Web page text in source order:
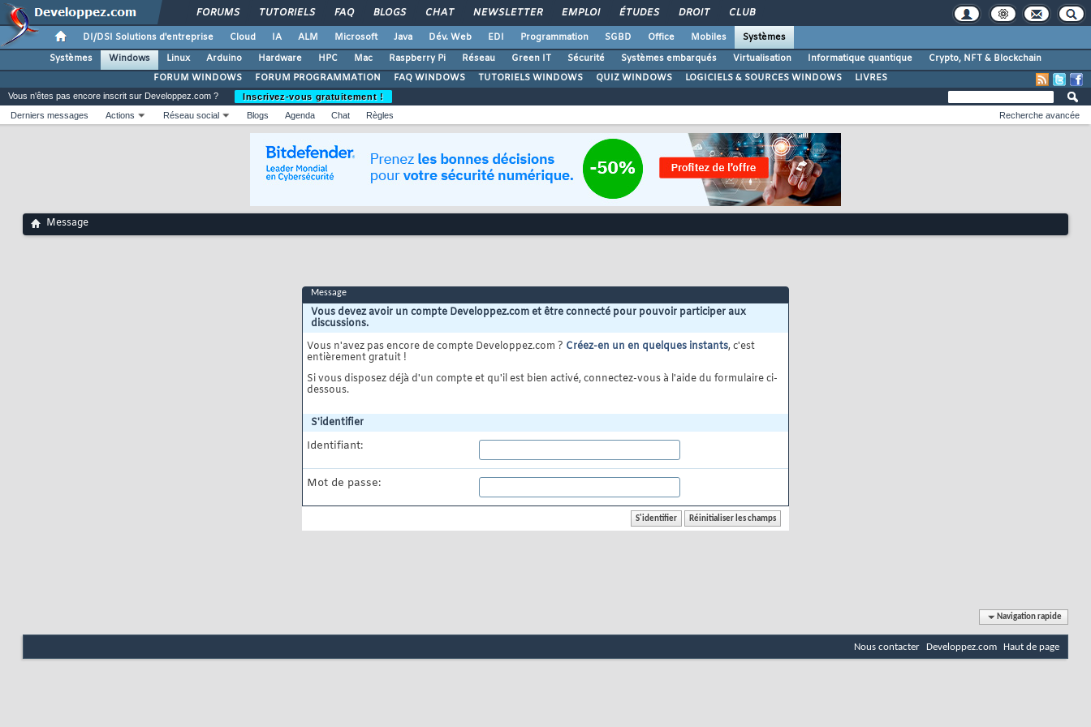
FORUMS TUTORIELS FAQ BLOGS CHAT NEWSLETTER EMPLOI ÉTUDES DROIT CLUB
DI/DSI Solutions d'entreprise Cloud IA ALM Microsoft Java Dév. Web EDI Programmation SGBD Office Mobiles
Systèmes
Systèmes
Windows Linux Arduino Hardware HPC Mac Raspberry Pi Réseau Green IT Sécurité Systèmes embarqués Virtualisation Informatique quantique
Crypto, NFT & Blockchain
FORUM WINDOWS
FORUM PROGRAMMATION FAQ WINDOWS TUTORIELS WINDOWS QUIZ WINDOWS LOGICIELS & SOURCES WINDOWS LIVRES
Vous n'êtes pas encore inscrit sur Developpez.com ?
Inscrivez-vous gratuitement !
Derniers messages
Actions Réseau social Blogs Agenda Chat Règles Recherche avancée
Message
Message
Vous devez avoir un compte Developpez.com et être connecté pour pouvoir participer aux
discussions.
Vous n'avez pas encore de compte Developpez.com ? Créez-en un en quelques instants, c'est
entièrement gratuit !
Si vous disposez déjà d'un compte et qu'il est bien activé, connectez-vous à l'aide du formulaire ci-
dessous.
S'identifier
Identifiant:
Mot de passe:
Navigation rapide
Nous contacter Developpez.com Haut de page